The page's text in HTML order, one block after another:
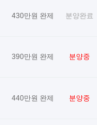
430만원 완제 분양완료
390만원 완제 분양중
440만원 완제 분양중